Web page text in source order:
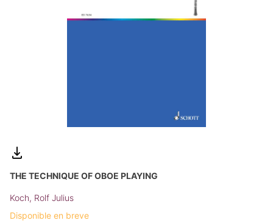
THE TECHNIQUE OF OBOE PLAYING
Koch, Rolf Julius
Disponible en breve